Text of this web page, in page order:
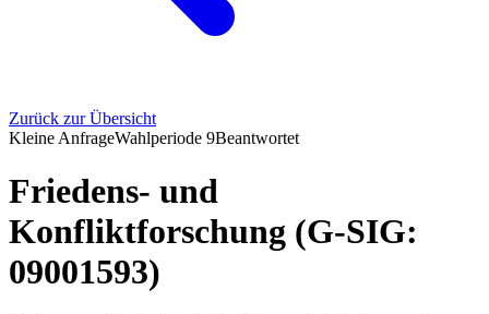
Zurück zur Übersicht
Kleine AnfrageWahlperiode 9Beantwortet
Friedens- und
Konfliktforschung (G-SIG:
09001593)